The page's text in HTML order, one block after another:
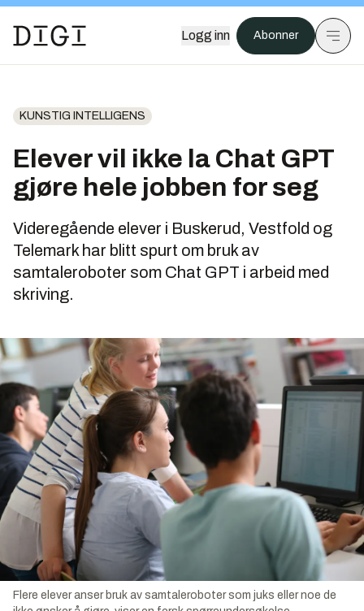
Logg inn Abonner
KUNSTIG INTELLIGENS
Elever vil ikke la Chat GPT
gjøre hele jobben for seg
Videregående elever i Buskerud, Vestfold og
Telemark har blitt spurt om bruk av
samtaleroboter som Chat GPT i arbeid med
skriving.
Flere elever anser bruk av samtaleroboter som juks eller noe de